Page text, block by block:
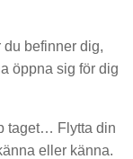
befinner dig,
öppna sig för dig
taget… Flytta din
eller känna.